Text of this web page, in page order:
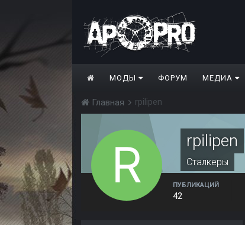
МОДЫ ФОРУМ МЕДИА
Главная rpilipen
rpilipen
Сталкеры
ПУБЛИКАЦИЙ
42